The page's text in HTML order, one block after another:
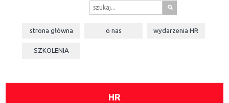
s
strona główna o nas wydarzeniaHR
SZKOLENIA
HR